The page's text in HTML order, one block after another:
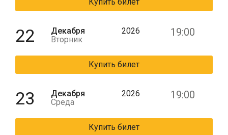
22
Декабря
Вторник
2026 19:00
Купить билет
23
Декабря
Среда
2026 19:00
Купить билет